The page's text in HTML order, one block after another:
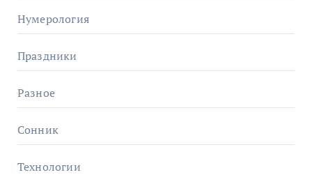
Нумерология
Праздники
Разное
Сонник
Технологии